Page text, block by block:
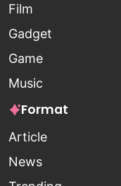
Film
Gadget
Game
Music
Format
Article
News